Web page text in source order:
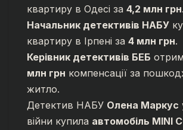
квартиру в Одесі за 4,2 млн грн.
Начальник детективів НАБУ
квартиру в Ірпені за 4 млн грн.
Керівник детективів БЕБ
млн грн компенсації за
житло.
Детектив НАБУ Олена Маркус
війни купила автомобіль MINI